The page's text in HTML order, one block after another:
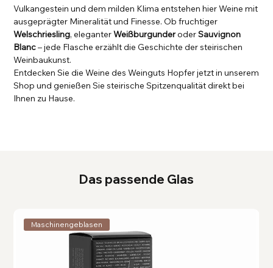
Das passende Glas
Maschinengeblasen
Vulkangestein und dem milden Klima entstehen hier Weine mit
ausgeprägter Mineralität und Finesse. Ob fruchtiger
Welschriesling, eleganterWeißburgunderoderSauvignon
Blanc– jede Flasche erzählt die Geschichte der steirischen
Weinbaukunst.
Entdecken Sie die Weine des Weinguts Hopfer jetzt in unserem
Shop und genießen Sie steirische Spitzenqualität direkt bei
Ihnen zu Hause.